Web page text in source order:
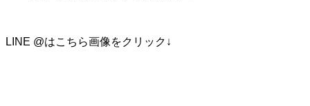
LINE @はこちら画像をクリック↓